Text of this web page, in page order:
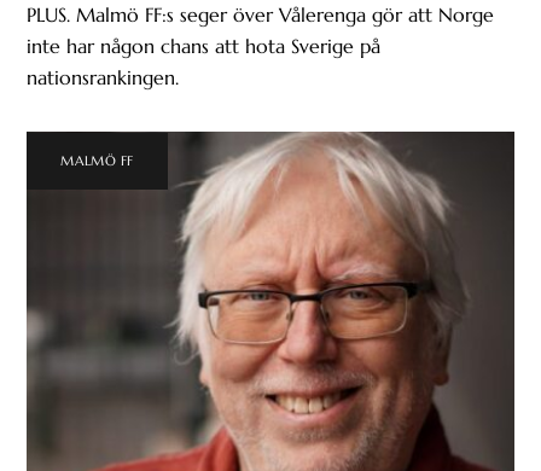
PLUS. Malmö FF:s seger över Vålerenga gör att Norge
inte har någon chans att hota Sverige på
nationsrankingen.
MALMÖ FF